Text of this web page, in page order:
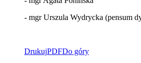
- mgr Urszula Wydrycka (pensum
DrukujPDFDo góry